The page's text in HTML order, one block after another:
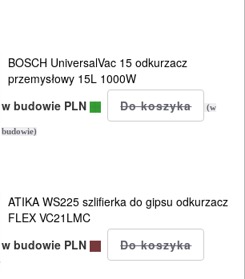
BOSCH UniversalVac 15 odkurzacz
przemysłowy 15L 1000W
w budowie PLN
(w
budowie)
ATIKA WS225 szlifierka do gipsu odkurzacz
FLEX VC21LMC
w budowie PLN